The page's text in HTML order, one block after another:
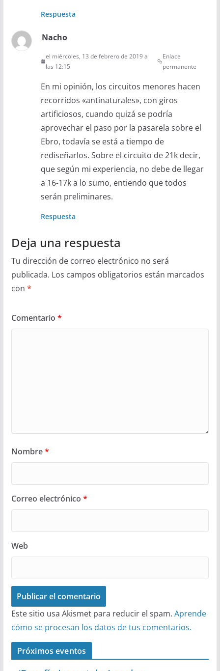
Respuesta
Nacho
el miércoles, 13 de febrero de 2019 a
las 12:15
Enlace
permanente
En mi opinión, los circuitos menores hacen
recorridos «antinaturales», con giros
artificiosos, cuando quizá se podría
aprovechar el paso por la pasarela sobre el
Ebro, todavía se está a tiempo de
rediseñarlos. Sobre el circuito de 21k decir,
que según mi experiencia, no debe de llegar
a 16-17k a lo sumo, entiendo que todos
serán preliminares.
Respuesta
Deja una respuesta
Tu dirección de correo electrónico no será
publicada. Los campos obligatorios están marcados
con *
Comentario *
Nombre*
Correo electrónico *
Web
Este sitio usa Akismet para reducir el spam. Aprende
cómo se procesan los datos de tus comentarios.
Próximos eventos